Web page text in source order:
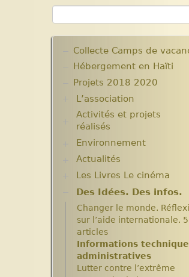
Collecte Camps de
Hébergement en Haïti
Projets 2018 2020
L’association
Assemblées Générales
Nos partenaires.
Activités et projets
réalisés
Ecole Massawist. Verrettes.
Agrandissement et
Expositions
Archives
Aide en nature :
Années 2010 2012
Projets et bilans années
2013 / 2014
Environnement
Plantes pour Haïti
Solidarité et
Actualités
Chroniques du séjour Août
2017
2016
Chroniques du Voyage
Mars 2017
Les micro-crédits
Les Livres Le cinéma
Critiques et notes de
Des Idées. Des infos.
Changer le monde.
sur l’aide internationale. 5
articles
Informations
administratives
Lutter contre l’extrême